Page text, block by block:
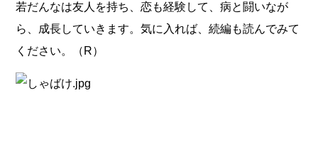
若だんなは友人を持ち、恋も経験して、病と闘いなが
ら、成長していきます。気に入れば、続編も読んでみて
ください。（R）